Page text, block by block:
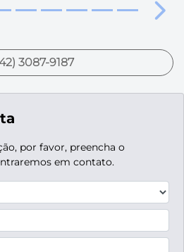
por favor, preencha o
em contato.
3087-9187